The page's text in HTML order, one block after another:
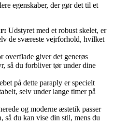
egenskaber, der gør det til et
Udstyret med et robust skelet, er
de sværeste vejrforhold, hvilket
overflade giver det generøs
så du forbliver tør under dine
på dette paraply er specielt
selv under lange timer på
og moderne æstetik passer
så du kan vise din stil, mens du